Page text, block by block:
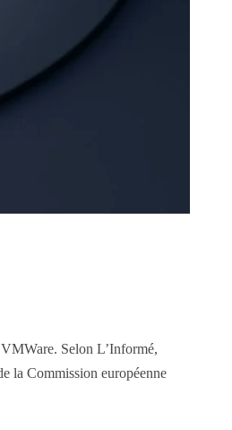
Selon L’Informé,
la Commission européenne